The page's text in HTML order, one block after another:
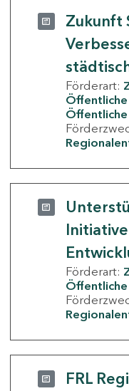
Zukunft
Förderart:
Öffentliche
Förderart:
Öffentliche
FRL